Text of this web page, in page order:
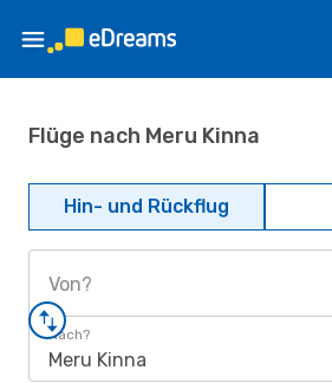
Flüge nach Meru Kinna
Hin- und Rückflug
Von?
Nach?
Meru Kinna